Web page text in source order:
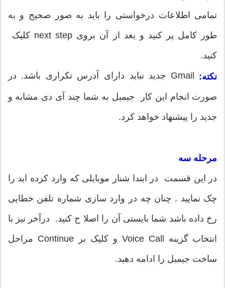
تمامی اطلاعات درخواستی را باید به صور صحیح و به
طور کامل پر کنید و بعد از آن بروی next step کلیک
کنید.
نکته: Gmail جدید نباید دارای آدرس تکراری باشد. در
صورت انجام این کار جیمیل به شما چند آی دی مشابه و
جدید را پیشنهاد خواهد کرد.
مرحله سه
در این قسمت در ابتدا شنار موبایلی که وارد کرده اید را
چک نمایید . چنان چه در وارد سازی شماره تلفن خطایی
رخ داده باشد شما بایستی آن را اصلا ح کنید. درآخر نیز با
انتخاب گزینه Voice Call و کلیک بر Continue مراحل
ساخت جیمیل را ادامه دهید.